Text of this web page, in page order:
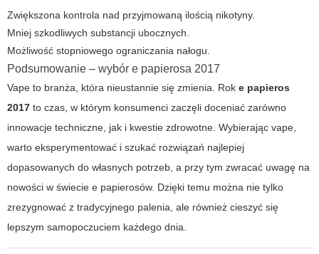
Zwiększona kontrola nad przyjmowaną ilością nikotyny.
Mniej szkodliwych substancji ubocznych.
Możliwość stopniowego ograniczania nałogu.
Podsumowanie – wybór e papierosa 2017
Vape to branża, która nieustannie się zmienia. Rok e papieros
2017 to czas, w którym konsumenci zaczęli doceniać zarówno
innowacje techniczne, jak i kwestie zdrowotne. Wybierając vape,
warto eksperymentować i szukać rozwiązań najlepiej
dopasowanych do własnych potrzeb, a przy tym zwracać uwagę na
nowości w świecie e papierosów. Dzięki temu można nie tylko
zrezygnować z tradycyjnego palenia, ale również cieszyć się
lepszym samopoczuciem każdego dnia.